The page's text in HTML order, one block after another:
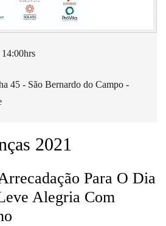
14:00hrs
45 - São Bernardo do Campo -
2021
Para O Dia
Alegria Com